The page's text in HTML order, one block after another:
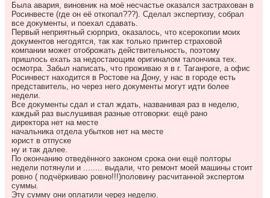
Была авария, виновник на моё несчастье оказался застрахован в
Росинвесте (где он её откопал???). Сделал экспертизу, собрал
все документы, и поехал сдавать.
Первый неприятный сюрприз, оказалось, что ксерокопии моих
документов негодятся, так как только принтер страховой
компании может отоброжать действительность, поэтому
пришлось ехать за недостающим оригиналом талончика тех.
осмотра. Забыл написать, что проживаю я в г. Таганроге, а офис
Росинвест находится в Ростове на Дону, у нас в городе есть
представитель, но через него документы могут идти более
недели.
Все документы сдал и стал ждать, названивая раз в неделю,
каждый раз выслушивая разные отговорки: ещё рано
директора нет на месте
начальника отдела убытков нет на месте
юрист в отпуске
ну и так далее.
По окончанию отведённого законом срока они ещё полторы
недели потянули и ........ выдали, что ремонт моей машины стоит
ровно ( подчёркиваю ровно!!!)половину расчитанной экспертом
суммы.
Эту сумму они оплатили через неделю.